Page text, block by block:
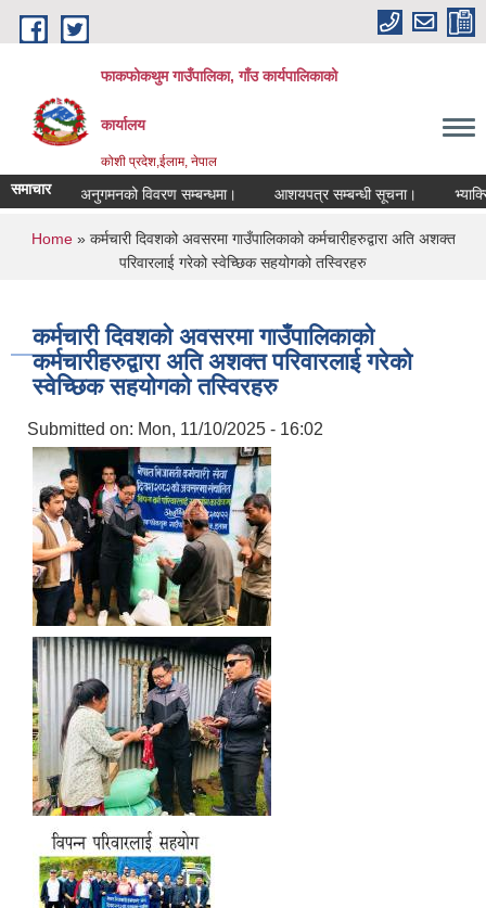
Skip to main content
फाकफोकथुम गाउँपालिका, गाँउ कार्यपालिकाको
कार्यालय
कोशी प्रदेश,ईलाम, नेपाल
समाचारतथा अनुगमनको विवरण सम्बन्धमा। आशयपत्र सम्बन्धी सूचना।
You are here
Home» कर्मचारी दिवशको अवसरमा गाउँपालिकाको कर्मचारीहरुद्वारा अति अशक्त
परिवारलाई गरेको स्वेच्छिक सहयोगको तस्विरहरु
कर्मचारी दिवशको अवसरमा गाउँपालिकाको
कर्मचारीहरुद्वारा अति अशक्त परिवारलाई गरेको
स्वेच्छिक सहयोगको तस्विरहरु
Submitted on: Mon, 11/10/2025 - 16:02